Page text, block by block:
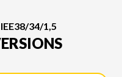
34/1,5